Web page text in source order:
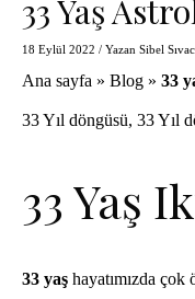
33 Yaş
18 Eylül 2022 / Yazan Sibel
Ana sayfa » Blog » 33
33 Yıl döngüsü, 33 Yıl
33 Yaş
33 yaş hayatımızda